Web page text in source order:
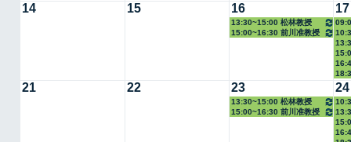
14 15 16
13:30~15:00 松林教授
15:00~16:30 前川准教授
17
教授
21 22 23
13:30~15:00 松林教授
15:00~16:30 前川准教授
24
教授